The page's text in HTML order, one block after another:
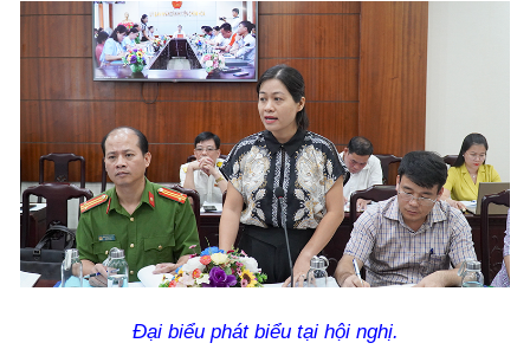
Đại biểu phát biểu tại hội nghị.